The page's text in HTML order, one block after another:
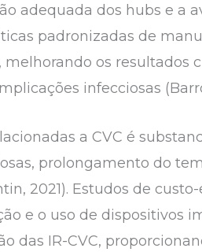
adequada dos hubs e a
padronizadas de
os resultados
infecciosas
a CVC é
prolongamento do
2021). Estudos de
e o uso de dispositivos
das IR-CVC,